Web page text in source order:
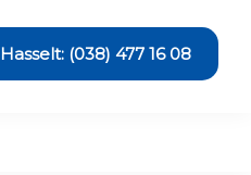
Hasselt: (038) 477 16 08